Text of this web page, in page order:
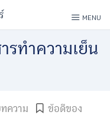
MENU
รทำความเย็น
ความ
ข้อดีของ